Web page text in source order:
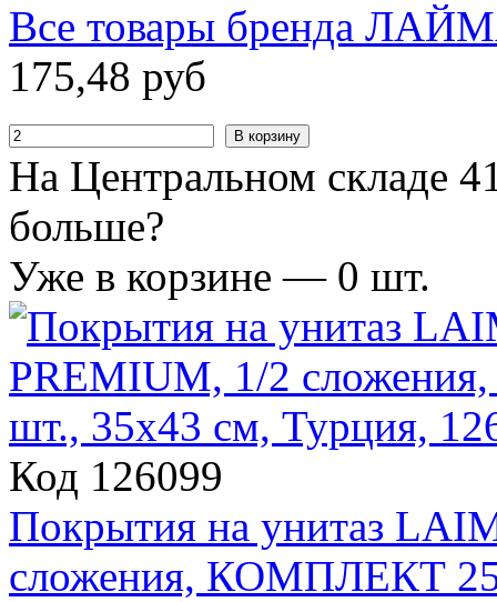
Все товары бренда
175,48 руб
В корзину
На Центральном складе
больше?
Уже в корзине — 0 шт.
Код 126099
Покрытия на унитаз
сложения, КОМПЛЕКТ